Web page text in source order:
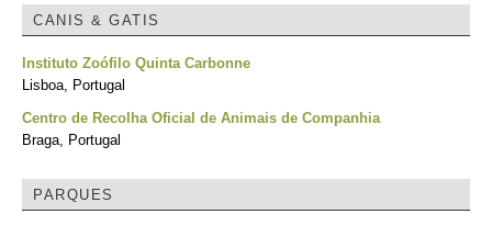
CANIS & GATIS
Instituto Zoófilo Quinta Carbonne
Lisboa, Portugal
Centro de Recolha Oficial de Animais de Companhia
Braga, Portugal
PARQUES